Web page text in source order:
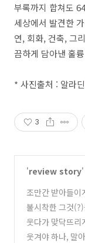
부록까지 합쳐도
세상에서 발견한
연, 회화, 건축, 그
끔하게 담아낸 훌
* 사진출처 : 알라
3
'review story'
조만간 받아들이
주 수교 50주년
초상]
(0)
불시착한 그것
들이 [불시착, 낯
웃다가 맞닥뜨리
인 코리아]
(2)
웃겨야 하나, 말